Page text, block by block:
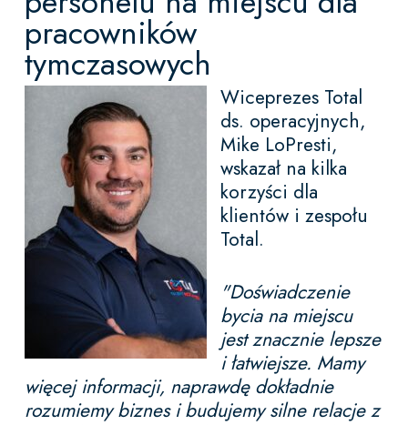
pracowników
tymczasowych
Wiceprezes Total
ds. operacyjnych,
Mike LoPresti,
wskazał na kilka
korzyści dla
klientów i zespołu
Total.
"Doświadczenie
bycia na miejscu
jest znacznie lepsze
i łatwiejsze. Mamy
więcej informacji, naprawdę dokładnie
rozumiemy biznes i budujemy silne relacje z